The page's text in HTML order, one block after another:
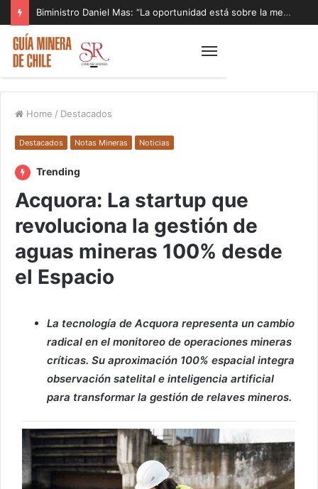
Biministro Daniel Mas: “La oportunidad está sobre la mesa y tenemos que aprovecharla”
Home / Destacados
Destacados Notas Mineras Noticias
Trending
Acquora: La startup que
revoluciona la gestión de
aguas mineras 100% desde
el Espacio
La tecnología de Acquora representa un cambio
radical en el monitoreo de operaciones mineras
críticas. Su aproximación 100% espacial integra
observación satelital e inteligencia artificial
para transformar la gestión de relaves mineros.